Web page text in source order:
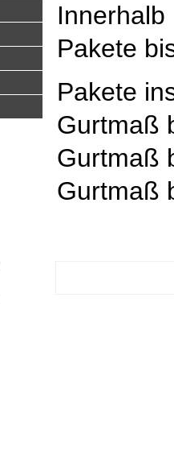
Innerhalb
Pakete
Pakete
Gurtmaß
Gurtmaß
Gurtmaß